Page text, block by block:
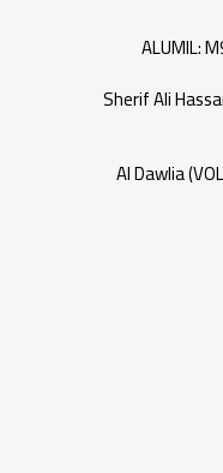
ALUMIL:
Sherif Ali
Al Dawlia